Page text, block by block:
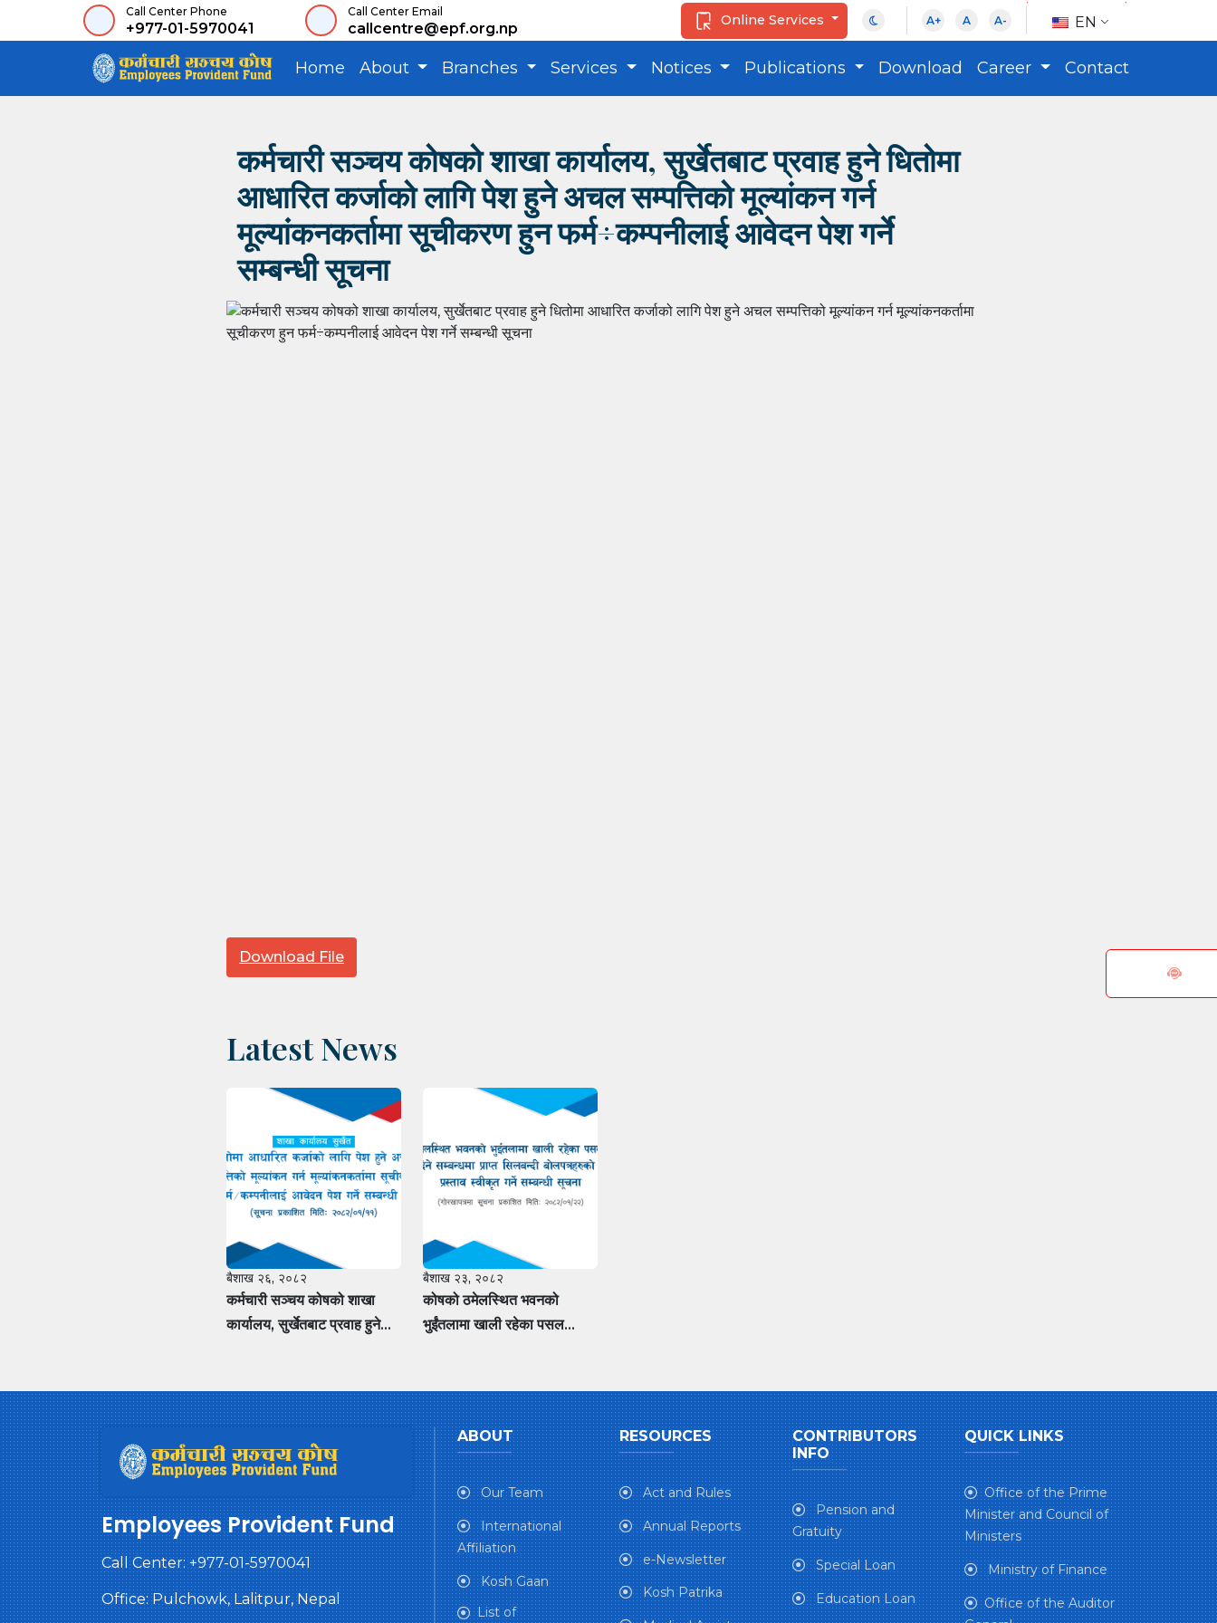
Call Center Phone
+977-01-5970041
Call Center Email
callcentre@epf.org.np
Online Services A+ A A- EN
Home About Branches Services Notices Publications Download Career Contact
कर्मचारी सञ्चय कोषको शाखा कार्यालय, सुर्खेतबाट प्रवाह हुने धितोमा
आधारित कर्जाको लागि पेश हुने अचल सम्पत्तिको मूल्यांकन गर्न
मूल्यांकनकर्तामा सूचीकरण हुन फर्म÷कम्पनीलाई आवेदन पेश गर्ने
सम्बन्धी सूचना
Download File
Latest News
बैशाख २६, २०८२
कर्मचारी सञ्चय कोषको शाखा
कार्यालय, सुर्खेतबाट प्रवाह हुने
मूल्यांकनकर्तामा सूचीकरण हुन
फर्म÷कम्पनीलाई आवेदन पेश गर्ने
सम्बन्धी सूचना
बैशाख २३, २०८२
कोषको ठमेलस्थित भवनको
भुईंतलामा खाली रहेका पसल
आधारभूत प्रस्ताव स्वीकृत गर्ने
सम्बन्धी सूचना
Employees Provident Fund
Call Center:+977-01-5970041
Office: Pulchowk, Lalitpur, Nepal
ABOUT
Our Team
International
Affiliation
Kosh Gaan
List of
RESOURCES
Act and Rules
Annual Reports
e-Newsletter
Kosh Patrika
CONTRIBUTORS
INFO
Pension and
Gratuity
Special Loan
Education Loan
QUICK LINKS
Office of the Prime
Minister and Council of
Ministers
Ministry of Finance
Office of the Auditor